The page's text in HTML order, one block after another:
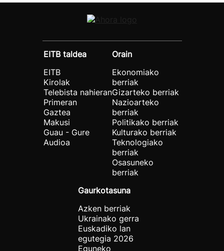
EITB taldea
EITB
Kirolak
Telebista nahieran
Primeran
Gaztea
Makusi
Guau - Gure
Audioa
Orain
Ekonomiako
berriak
Gizarteko berriak
Nazioarteko
berriak
Politikako berriak
Kulturako berriak
Teknologiako
berriak
Osasuneko
berriak
Gaurkotasuna
Azken berriak
Ukrainako gerra
Euskadiko lan
egutegia 2026
Eguneko